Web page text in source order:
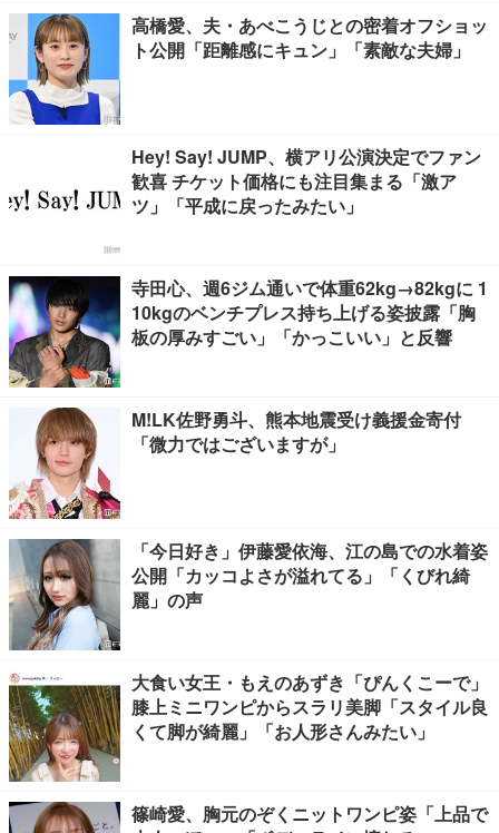
高橋愛、夫・あべこうじとの密着オフショッ
ト公開「距離感にキュン」「素敵な夫婦」
Hey! Say! JUMP、横アリ公演決定でファン
歓喜 チケット価格にも注目集まる「激ア
ツ」「平成に戻ったみたい」
寺田心、週6ジム通いで体重62kg→82kgに 1
10kgのベンチプレス持ち上げる姿披露「胸
板の厚みすごい」「かっこいい」と反響
M!LK佐野勇斗、熊本地震受け義援金寄付
「微力ではございますが」
「今日好き」伊藤愛依海、江の島での水着姿
公開「カッコよさが溢れてる」「くびれ綺
麗」の声
大食い女王・もえのあずき「ぴんくこーで」
膝上ミニワンピからスラリ美脚「スタイル良
くて脚が綺麗」「お人形さんみたい」
篠崎愛、胸元のぞくニットワンピ姿「上品で